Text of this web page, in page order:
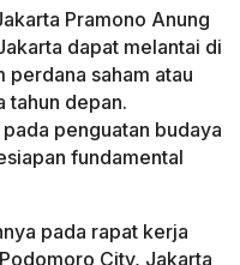
Pramono Anung
dapat melantai di
perdana saham atau
tahun depan.
penguatan budaya
fundamental
pada rapat kerja
City, Jakarta